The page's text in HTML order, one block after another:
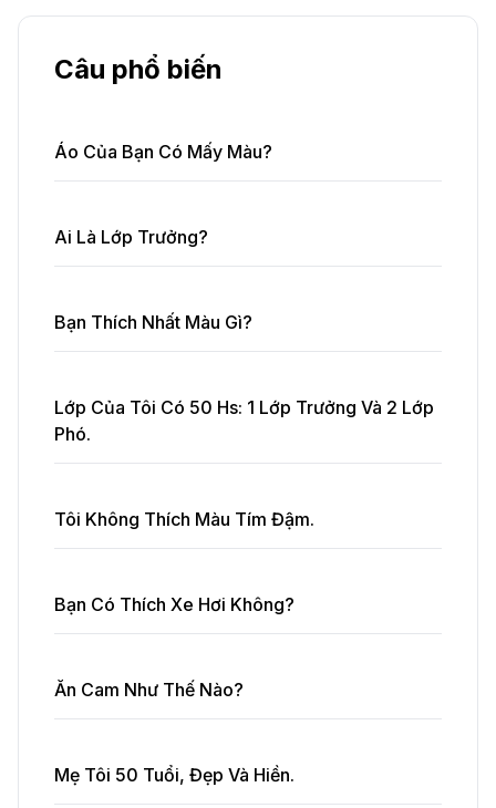
Câu phổ biến
Áo Của Bạn Có Mấy Màu?
Ai Là Lớp Trưởng?
Bạn Thích Nhất Màu Gì?
Lớp Của Tôi Có 50 Hs: 1 Lớp Trưởng Và 2 Lớp
Phó.
Tôi Không Thích Màu Tím Đậm.
Bạn Có Thích Xe Hơi Không?
Ăn Cam Như Thế Nào?
Mẹ Tôi 50 Tuổi, Đẹp Và Hiền.